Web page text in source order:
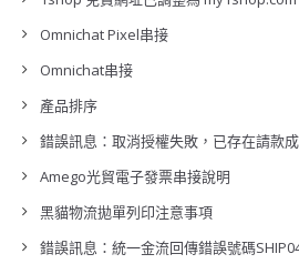
Omnichat Pixel串接
Omnichat串接
產品排序
錯誤訊息：取消授權失敗，已存在請款成
Amego光貿電子發票串接說明
黑貓物流拋單列印注意事項
錯誤訊息：統一金流回傳錯誤號碼